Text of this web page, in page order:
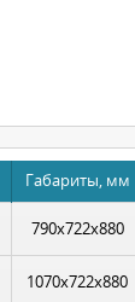
Габариты, мм
790x722x880
1070x722x880